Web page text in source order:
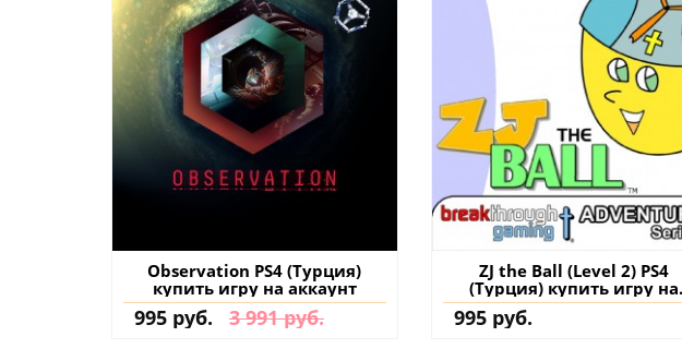
Observation PS4 (Турция)
купить игру на аккаунт
995 руб. 3 991 руб.
ZJ the Ball (Level 2) PS4
(Турция) купить игру на
аккаунт
995 руб.